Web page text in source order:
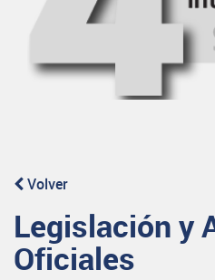
Volver
Legislación y
Oficiales